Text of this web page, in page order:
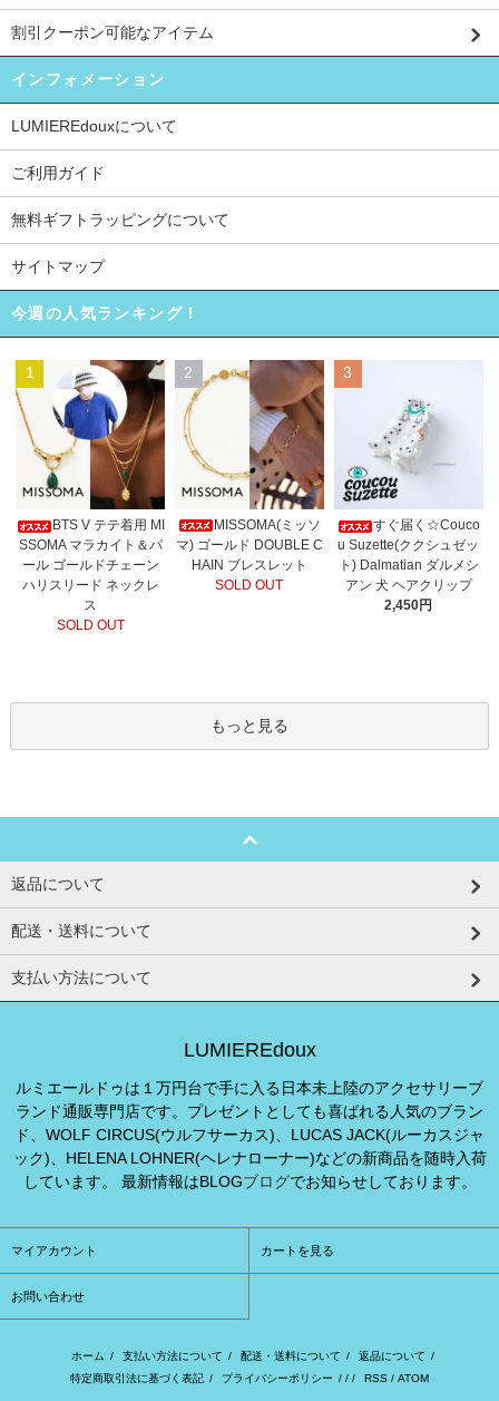
割引クーポン可能なアイテム
インフォメーション
LUMIEREdouxについて
ご利用ガイド
無料ギフトラッピングについて
サイトマップ
今週の人気ランキング！
1
BTS V テテ着用 MI
SSOMA マラカイト＆パ
ール ゴールドチェーン
ハリスリード ネックレ
ス
SOLD OUT
2
MISSOMA(ミッソ
マ) ゴールド DOUBLE C
HAIN ブレスレット
SOLD OUT
3
すぐ届く☆Couco
u Suzette(ククシュゼッ
ト) Dalmatian ダルメシ
アン 犬 ヘアクリップ
2,450円
もっと見る
返品について
配送・送料について
支払い方法について
LUMIEREdoux
ルミエールドゥは１万円台で手に入る日本未上陸のアクセサリーブ
ランド通販専門店です。プレゼントとしても喜ばれる人気のブラン
ド、WOLF CIRCUS(ウルフサーカス)、LUCAS JACK(ルーカスジャ
ック)、HELENA LOHNER(ヘレナローナー)などの新商品を随時入荷
しています。 最新情報はBLOGブログでお知らせしております。
マイアカウント カートを見る
お問い合わせ
ホーム / 支払い方法について / 配送・送料について / 返品について /
特定商取引法に基づく表記 / プライバシーポリシー / / / RSS / ATOM